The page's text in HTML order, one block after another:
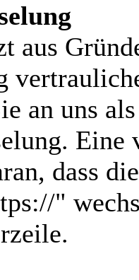
aus
an uns
Eine
dass
"